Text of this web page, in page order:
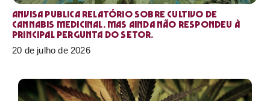
Anvisa publica relatório sobre cultivo de
Cannabis medicinal. Mas ainda não respondeu à
principal pergunta do setor.
20 de julho de 2026